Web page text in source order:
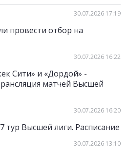
30.07.2026 17:19
провести отбор на
30.07.2026 16:22
Сити» и «Дордой» -
матчей Высшей
30.07.2026 16:20
тур Высшей лиги. Расписание
30.07.2026 13:10